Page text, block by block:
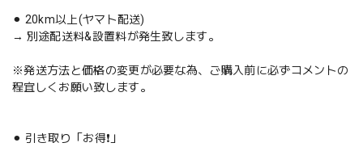
⚫︎ 20km以上(ヤマト配送)
→ 別途配送料&設置料が発生致します。
※発送方法と価格の変更が必要な為、ご購入前に必ずコメントの
程宜しくお願い致します。
⚫︎ 引き取り「お得❗️」